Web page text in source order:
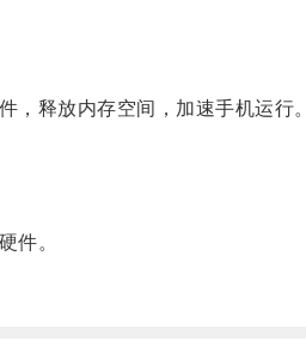
释放内存空间，加速手机运行。
件。